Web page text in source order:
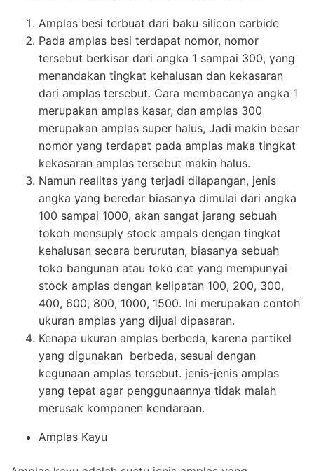
Amplas besi terbuat dari baku silicon carbide
Pada amplas besi terdapat nomor, nomor
tersebut berkisar dari angka 1 sampai 300, yang
menandakan tingkat kehalusan dan kekasaran
dari amplas tersebut. Cara membacanya angka 1
merupakan amplas kasar, dan amplas 300
merupakan amplas super halus, Jadi makin besar
nomor yang terdapat pada amplas maka tingkat
kekasaran amplas tersebut makin halus.
Namun realitas yang terjadi dilapangan, jenis
angka yang beredar biasanya dimulai dari angka
100 sampai 1000, akan sangat jarang sebuah
tokoh mensuply stock ampals dengan tingkat
kehalusan secara berurutan, biasanya sebuah
toko bangunan atau toko cat yang mempunyai
stock amplas dengan kelipatan 100, 200, 300,
400, 600, 800, 1000, 1500. Ini merupakan contoh
ukuran amplas yang dijual dipasaran.
Kenapa ukuran amplas berbeda, karena partikel
yang digunakan berbeda, sesuai dengan
kegunaan amplas tersebut. jenis-jenis amplas
yang tepat agar penggunaannya tidak malah
merusak komponen kendaraan.
Amplas Kayu